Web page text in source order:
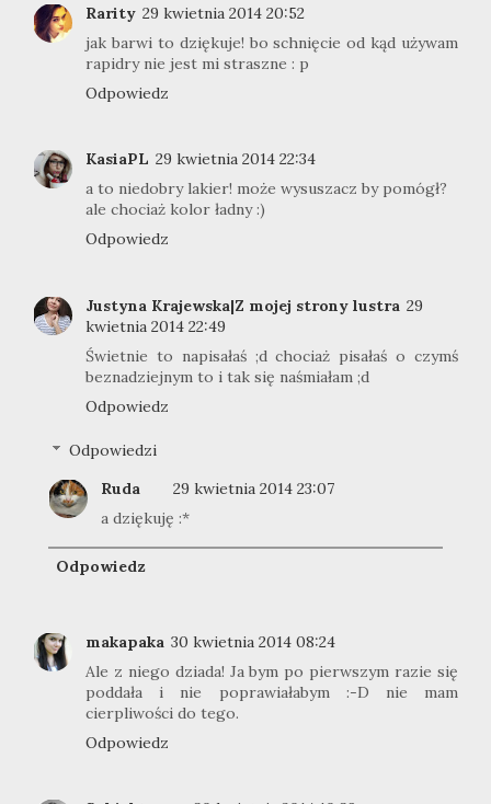
Rarity 29 kwietnia 2014 20:52
jak barwi to dziękuje! bo schnięcie od kąd używam
rapidry nie jest mi straszne : p
Odpowiedz
KasiaPL 29 kwietnia 2014 22:34
a to niedobry lakier! może wysuszacz by pomógł?
ale chociaż kolor ładny :)
Odpowiedz
Justyna Krajewska|Z mojej strony lustra 29
kwietnia 2014 22:49
Świetnie to napisałaś ;d chociaż pisałaś o czymś
beznadziejnym to i tak się naśmiałam ;d
Odpowiedz
Odpowiedzi
Ruda
29 kwietnia 2014 23:07
a dziękuję :*
Odpowiedz
makapaka 30 kwietnia 2014 08:24
Ale z niego dziada! Ja bym po pierwszym razie się
poddała i nie poprawiałabym :-D nie mam
cierpliwości do tego.
Odpowiedz